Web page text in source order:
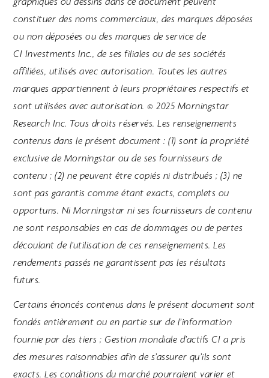
constituer des noms commerciaux, des marques déposées
ou non déposées ou des marques de service de
CI Investments Inc., de ses filiales ou de ses sociétés
affiliées, utilisés avec autorisation. Toutes les autres
marques appartiennent à leurs propriétaires respectifs et
sont utilisées avec autorisation. © 2025 Morningstar
Research Inc. Tous droits réservés. Les renseignements
contenus dans le présent document : (1) sont la propriété
exclusive de Morningstar ou de ses fournisseurs de
contenu ; (2) ne peuvent être copiés ni distribués ; (3) ne
sont pas garantis comme étant exacts, complets ou
opportuns. Ni Morningstar ni ses fournisseurs de contenu
ne sont responsables en cas de dommages ou de pertes
découlant de l’utilisation de ces renseignements. Les
rendements passés ne garantissent pas les résultats
futurs.
Certains énoncés contenus dans le présent document sont
fondés entièrement ou en partie sur de l’information
fournie par des tiers ; Gestion mondiale d’actifs CI a pris
des mesures raisonnables afin de s’assurer qu’ils sont
exacts. Les conditions du marché pourraient varier et